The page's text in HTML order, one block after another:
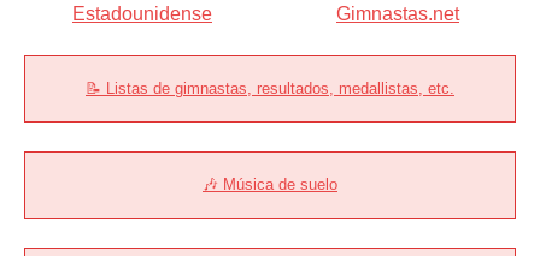
📝 Listas de gimnastas, resultados, medallistas, etc.
🎶 Música de suelo